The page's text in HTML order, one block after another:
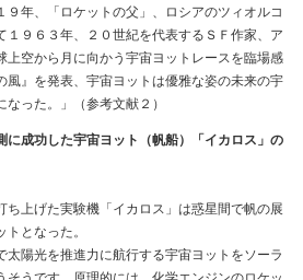
年、「ロケットの父」、ロシアのツィオルコ
１９６３年、２０世紀を代表するＳＦ作家、ア
上空から月に向かう宇宙ヨットレースを臨場感
風』を発表、宇宙ヨットは優雅な姿の未来の宇
った。」（参考文献２）
に成功した宇宙ヨット（帆船）「イカロス」の
上げた実験機「イカロス」は惑星間で帆の展
となった。
太陽光を推進力に航行する宇宙ヨットをソーラ